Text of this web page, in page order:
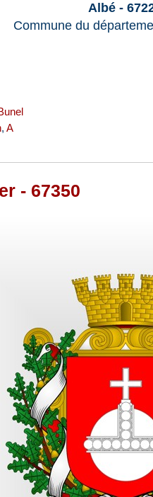
Albé -
Commune du
, A
- 67350